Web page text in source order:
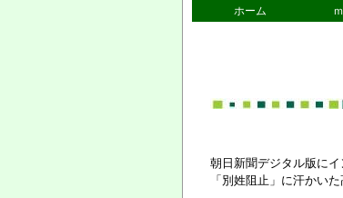
ホーム
イン
朝日新聞デジタル版にイ
「別姓阻止」に汗かい